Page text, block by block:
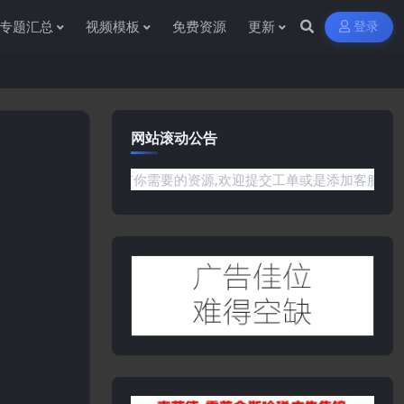
专题汇总 视频模板 免费资源 更新 登录
网站滚动公告
网站没有你需要的资源,欢迎提交工单或是添加客服微信